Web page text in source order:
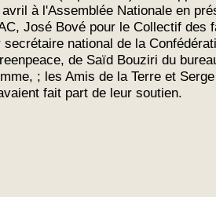
à l'Assemblée Nationale en
José Bové pour le Collectif des
national de la
de Saïd Bouziri du
; les Amis de la Terre et
fait part de leur soutien.